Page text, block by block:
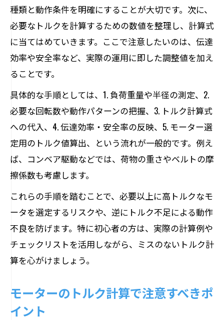
種類と動作条件を明確にすることが大切です。次に、
必要なトルクを計算するための数値を整理し、計算式
に当てはめていきます。ここで注意したいのは、伝達
効率や安全率など、実際の運用に即した調整値を加え
ることです。
具体的な手順としては、1. 負荷重量や半径の測定、2.
必要な回転数や動作パターンの把握、3. トルク計算式
への代入、4. 伝達効率・安全率の反映、5. モーター選
定用のトルク値算出、という流れが一般的です。例え
ば、コンベア駆動などでは、荷物の重さやベルトの摩
擦係数も考慮します。
これらの手順を踏むことで、必要以上に高トルクなモ
ータを選定するリスクや、逆にトルク不足による動作
不良を防げます。特に初心者の方は、実際の計算例や
チェックリストを活用しながら、ミスのないトルク計
算を心がけましょう。
モーターのトルク計算で注意すべきポ
イント